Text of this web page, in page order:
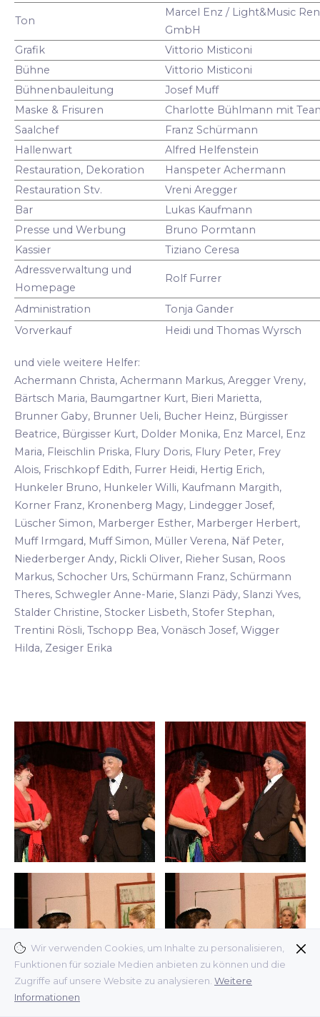
Wir verwenden Cookies, um Inhalte zu personalisieren,
Funktionen für soziale Medien anbieten zu können und die
Zugriffe auf unsere Website zu analysieren. Weitere
Informationen
Ton
Marcel Enz / Light&Music
GmbH
Grafik
Vittorio Misticoni
Bühne
Vittorio Misticoni
Bühnenbauleitung
Josef Muff
Maske & Frisuren
Charlotte Bühlmann mit
Saalchef
Franz Schürmann
Hallenwart
Alfred Helfenstein
Restauration, Dekoration
Hanspeter Achermann
Restauration Stv.
Vreni Aregger
Bar
Lukas Kaufmann
Presse und Werbung
Bruno Pormtann
Kassier
Tiziano Ceresa
Adressverwaltung und
Homepage
Rolf Furrer
Administration
Tonja Gander
Vorverkauf
Heidi und Thomas Wyrsch
und viele weitere Helfer:
Achermann Christa, Achermann Markus, Aregger Vreny,
Bärtsch Maria, Baumgartner Kurt, Bieri Marietta,
Brunner Gaby, Brunner Ueli, Bucher Heinz, Bürgisser
Beatrice, Bürgisser Kurt, Dolder Monika, Enz Marcel, Enz
Maria, Fleischlin Priska, Flury Doris, Flury Peter, Frey
Alois, Frischkopf Edith, Furrer Heidi, Hertig Erich,
Hunkeler Bruno, Hunkeler Willi, Kaufmann Margith,
Korner Franz, Kronenberg Magy, Lindegger Josef,
Lüscher Simon, Marberger Esther, Marberger Herbert,
Muff Irmgard, Muff Simon, Müller Verena, Näf Peter,
Niederberger Andy, Rickli Oliver, Rieher Susan, Roos
Markus, Schocher Urs, Schürmann Franz, Schürmann
Theres, Schwegler Anne-Marie, Slanzi Pädy, Slanzi Yves,
Stalder Christine, Stocker Lisbeth, Stofer Stephan,
Trentini Rösli, Tschopp Bea, Vonäsch Josef, Wigger
Hilda, Zesiger Erika